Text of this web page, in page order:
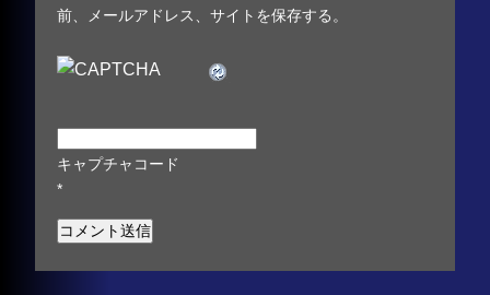
前、メールアドレス、サイトを保存する。
キャプチャコード
*